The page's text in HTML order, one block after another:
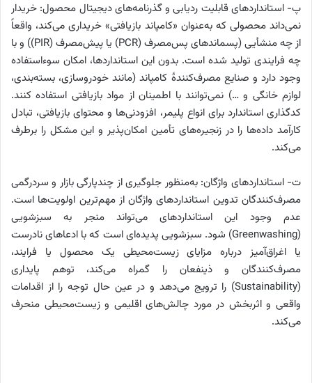
پ- استانداردهای قابلیت ردیابی و گذرنامه‌های دیجیتال محصول: خریدار
نمی‌داند محصولی که به‌عنوان «کامپاند بازیافتی» خریداری می‌کند، واقعاً
از چه منشأیی (پسماندهای پس‌مصرف (PCR) یا پیش‌مصرف (PIR)) و با
چه فرایندی تولید شده است. بدون این استانداردها، امکان سوءاستفاده
وجود دارد و صنایع مصرف‌کنندۀ کامپاند (مانند خودروسازی، بسته‌بندی،
لوازم خانگی و …) نمی‌توانند با اطمینان از مواد بازیافتی استفاده کنند.
کدگذاری استاندارد برای انواع پلیمر، افزودنی‌ها و محتوای بازیافتی، تبادل
کارآمد داده‌ها را در زنجیره‌های تأمین امکان‌پذیر و این مشکل را برطرف
می‌کند.
ت- استانداردهای واژگان: به‌منظور جلوگیری از چندپارگی بازار و سردرگمی
مصرف‌کنندگان تدوین استانداردهای واژگان از مهم‌ترین اولویت‌ها است.
عدم وجود این استانداردهای می‌تواند منجر به سبزشویی
(Greenwashing) شود. سبزشویی پدیده‌ای است که با ادعاهای نادرست
یا اغراق‌آمیز درباره مزایای زیست‌محیطی یک محصول یا فرایند،
مصرف‌کنندگان و ذینفعان را گمراه می‌کند، توهم پایداری
(Sustainability) را ترویج می‌دهد و در عین حال توجه را از اقدامات
واقعی و اثربخش در مورد چالش‌های اقلیمی و زیست‌محیطی منحرف
می‌کند.